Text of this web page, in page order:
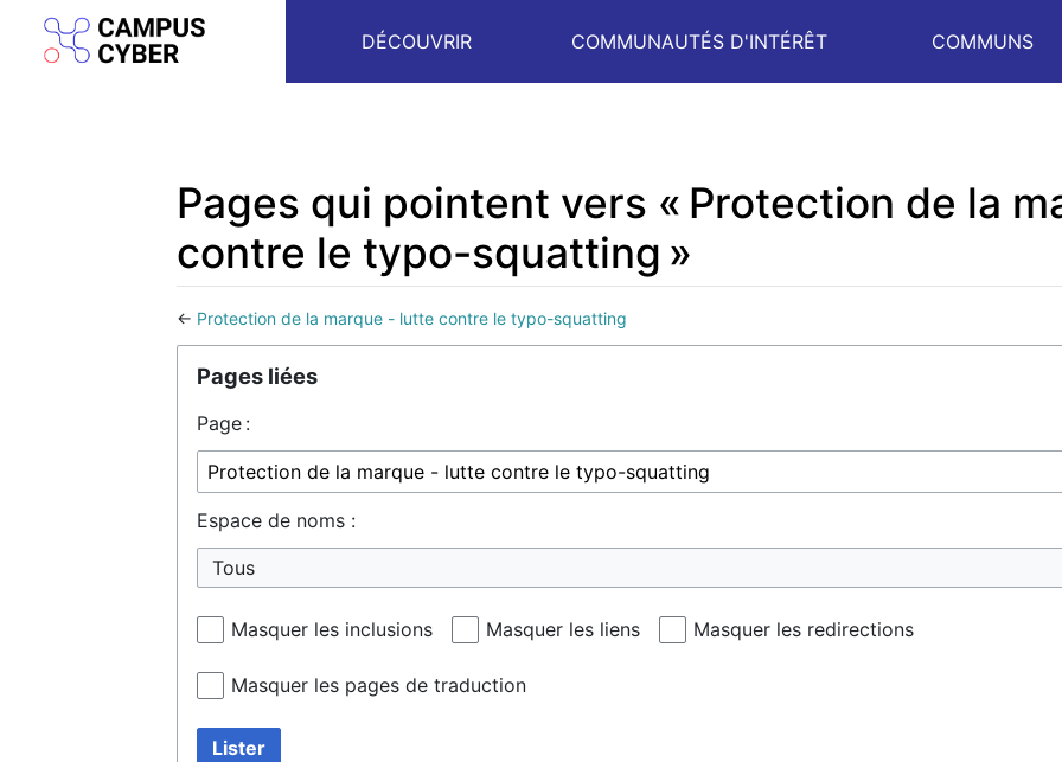
DÉCOUVRIR COMMUNAUTÉS D'INTÉRÊT COMMUNS
Pages qui pointent vers « Protection de la
contre le typo-squatting »
← Protection de la marque - lutte contre le typo-squatting
Aller à :navigation,rechercher
Pages liées
Page :
Espace de noms :
Tous
Masquer les inclusions Masquer les liens Masquer les redirections
Masquer les pages de traduction
Lister